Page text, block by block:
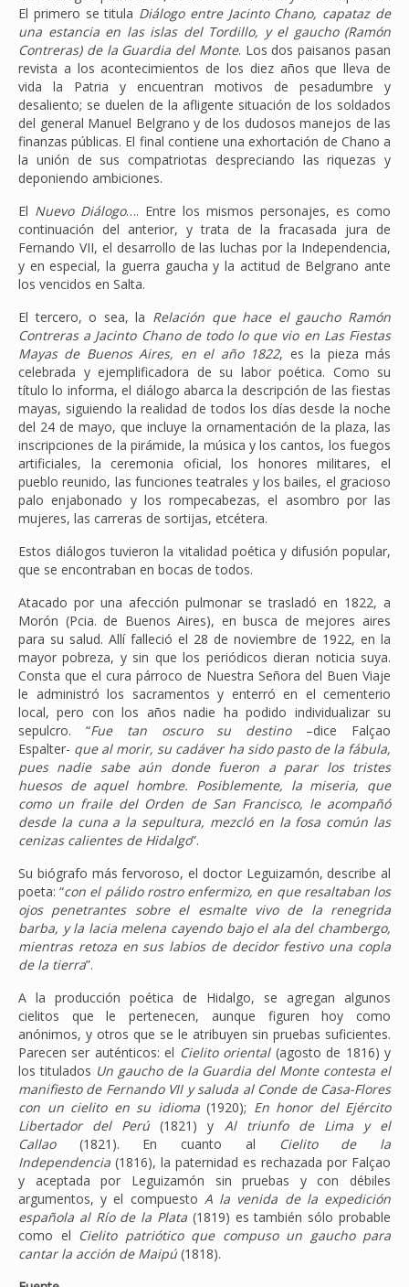
El primero se titula Diálogo entre Jacinto Chano, capataz de
una estancia en las islas del Tordillo, y el gaucho (Ramón
Contreras) de la Guardia del Monte. Los dos paisanos pasan
revista a los acontecimientos de los diez años que lleva de
vida la Patria y encuentran motivos de pesadumbre y
desaliento; se duelen de la afligente situación de los soldados
del general Manuel Belgrano y de los dudosos manejos de las
finanzas públicas. El final contiene una exhortación de Chano a
la unión de sus compatriotas despreciando las riquezas y
deponiendo ambiciones.
El Nuevo Diálogo…. Entre los mismos personajes, es como
continuación del anterior, y trata de la fracasada jura de
Fernando VII, el desarrollo de las luchas por la Independencia,
y en especial, la guerra gaucha y la actitud de Belgrano ante
los vencidos en Salta.
El tercero, o sea, la Relación que hace el gaucho Ramón
Contreras a Jacinto Chano de todo lo que vio en Las Fiestas
Mayas de Buenos Aires, en el año 1822, es la pieza más
celebrada y ejemplificadora de su labor poética. Como su
título lo informa, el diálogo abarca la descripción de las fiestas
mayas, siguiendo la realidad de todos los días desde la noche
del 24 de mayo, que incluye la ornamentación de la plaza, las
inscripciones de la pirámide, la música y los cantos, los fuegos
artificiales, la ceremonia oficial, los honores militares, el
pueblo reunido, las funciones teatrales y los bailes, el gracioso
palo enjabonado y los rompecabezas, el asombro por las
mujeres, las carreras de sortijas, etcétera.
Estos diálogos tuvieron la vitalidad poética y difusión popular,
que se encontraban en bocas de todos.
Atacado por una afección pulmonar se trasladó en 1822, a
Morón (Pcia. de Buenos Aires), en busca de mejores aires
para su salud. Allí falleció el 28 de noviembre de 1922, en la
mayor pobreza, y sin que los periódicos dieran noticia suya.
Consta que el cura párroco de Nuestra Señora del Buen Viaje
le administró los sacramentos y enterró en el cementerio
local, pero con los años nadie ha podido individualizar su
sepulcro. “Fue tan oscuro su destino –dice Falçao
Espalter- que al morir, su cadáver ha sido pasto de la fábula,
pues nadie sabe aún donde fueron a parar los tristes
huesos de aquel hombre. Posiblemente, la miseria, que
como un fraile del Orden de San Francisco, le acompañó
desde la cuna a la sepultura, mezcló en la fosa común las
cenizas calientes de Hidalgo”.
Su biógrafo más fervoroso, el doctor Leguizamón, describe al
poeta: “con el pálido rostro enfermizo, en que resaltaban los
ojos penetrantes sobre el esmalte vivo de la renegrida
barba, y la lacia melena cayendo bajo el ala del chambergo,
mientras retoza en sus labios de decidor festivo una copla
de la tierra”.
A la producción poética de Hidalgo, se agregan algunos
cielitos que le pertenecen, aunque figuren hoy como
anónimos, y otros que se le atribuyen sin pruebas suficientes.
Parecen ser auténticos: el Cielito oriental (agosto de 1816) y
los titulados Un gaucho de la Guardia del Monte contesta el
manifiesto de Fernando VII y saluda al Conde de Casa-Flores
con un cielito en su idioma (1920); En honor del Ejército
Libertador del Perú(1821) y Al triunfo de Lima y el
Callao (1821). En cuanto al
Cielito de la
Independencia (1816), la paternidad es rechazada por Falçao
y aceptada por Leguizamón sin pruebas y con débiles
argumentos, y el compuesto A la venida de la expedición
española al Río de la Plata (1819) es también sólo probable
como el Cielito patriótico que compuso un gaucho para
cantar la acción de Maipú (1818).